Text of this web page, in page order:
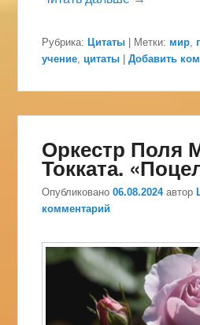
Рубрика: Цитаты Метки: мир,
учение, цитаты |Добавить
Оркестр Поля
Токката.
Опубликовано06.08.2024 автор
комментарий